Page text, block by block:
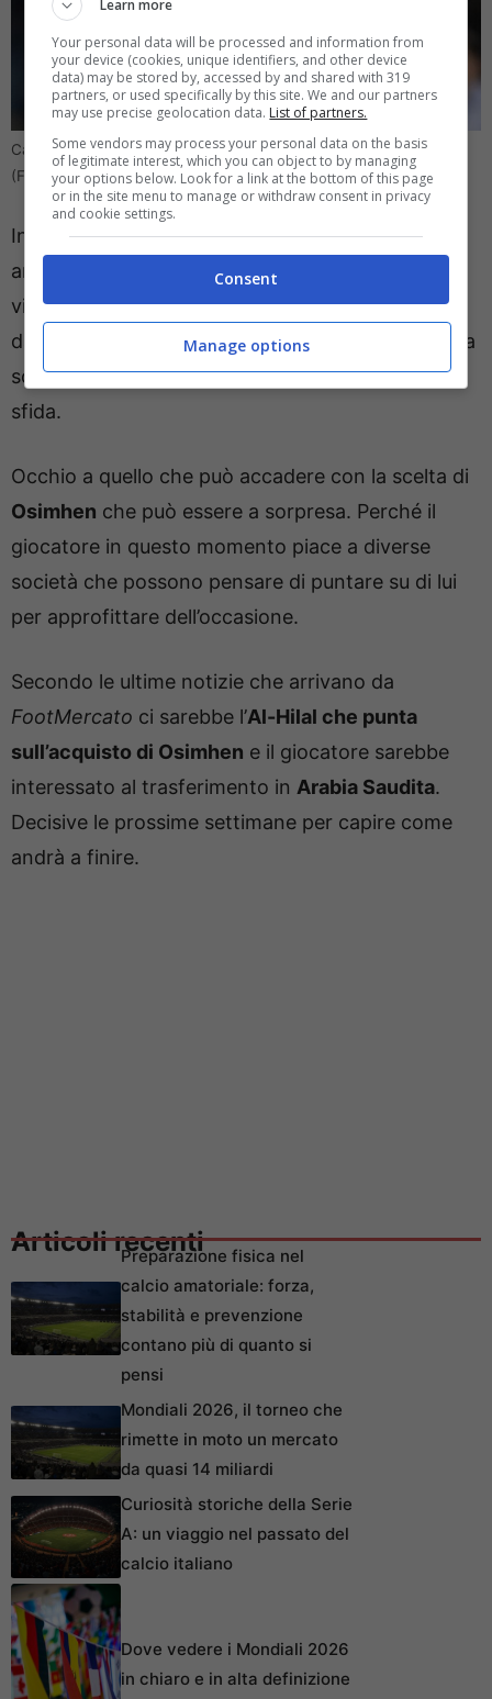
Calciomercato Napoli: Osimhen ha trovato una nuova squadra
(Foto da Ansa) – Direttagoal.it
In questo momento ci sono delle novità che
arrivano e riguardano quello che può accadere
visto che ci sono delle nuove notizie che arrivano
dalla Francia e in merito a quella che può essere la
scelta diVictor Osimhenpronto ad una nuova
sfida.
Occhio a quello che può accadere con la scelta di
Osimhen che può essere a sorpresa. Perché il
giocatore in questo momento piace a diverse
società che possono pensare di puntare su di lui
per approfittare dell’occasione.
Secondo le ultime notizie che arrivano da
FootMercato ci sarebbe l’Al-Hilal che punta
sull’acquisto di Osimhen e il giocatore sarebbe
interessato al trasferimento in Arabia Saudita.
Decisive le prossime settimane per capire come
andrà a finire.
Articoli recentiPreparazione fisica nel
calcio amatoriale: forza,
stabilità e prevenzione
contano più di quanto si
pensi
Mondiali 2026, il torneo che
rimette in moto un mercato
da quasi 14 miliardi
Curiosità storiche della Serie
A: un viaggio nel passato del
calcio italiano
Dove vedere i Mondiali 2026
in chiaro e in alta definizione
Learn more
Your personal data will be processed and information from
your device (cookies, unique identifiers, and other device
data) may be stored by, accessed by and shared with 319
partners, or used specifically by this site. We and our partners
may use precise geolocation data. List of partners.
Some vendors may process your personal data on the basis
of legitimate interest, which you can object to by managing
your options below. Look for a link at the bottom of this page
or in the site menu to manage or withdraw consent in privacy
and cookie settings.
Consent
Manage options